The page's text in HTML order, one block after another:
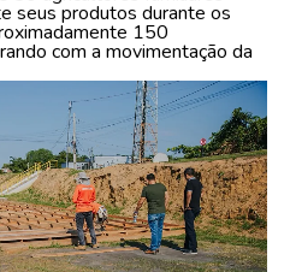
seus produtos durante os
150
com a movimentação da